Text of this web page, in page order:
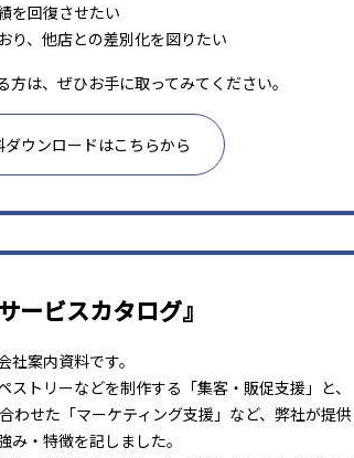
を回復させたい
り、他店との差別化を図りたい
方は、ぜひお手に取ってみてください。
ダウンロードはこちらから
ービスカタログ』
案内資料です。
ストリーなどを制作する「集客・販促支援」と、
わせた「マーケティング支援」など、弊社が提供
・特徴を記しました。